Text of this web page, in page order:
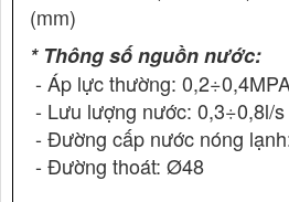
(mm)
* Thông số nguồn nước:
- Áp lực thường:
- Lưu lượng nước: 0,3÷0,8l/s
- Đường cấp nước nóng
- Đường thoát: Ø48